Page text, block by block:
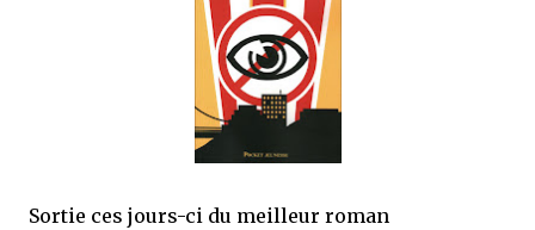
que Thomas connaissait et appréciait Olivier. Marlowe découvre une ville qu’il
ne connaissait pas, habitée par la méfiance, la peur et le rigorisme de la Ligue,
une ville pleine de mystères et de vieilles rancœurs. La Dame d...
Sortie ces jours-ci du meilleur roman